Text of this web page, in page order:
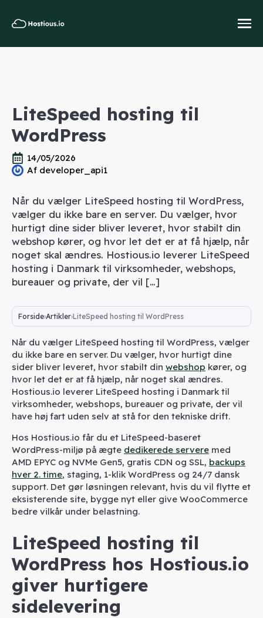
LiteSpeed hosting til
WordPress
14/05/2026
Af developer_api1
Når du vælger LiteSpeed hosting til WordPress,
vælger du ikke bare en server. Du vælger, hvor
hurtigt dine sider bliver leveret, hvor stabilt din
webshop kører, og hvor let det er at få hjælp, når
noget skal ændres. Hostious.io leverer LiteSpeed
hosting i Danmark til virksomheder, webshops,
bureauer og private, der vil […]
Forside Artikler LiteSpeed hosting til WordPress
Når du vælger LiteSpeed hosting til WordPress, vælger
du ikke bare en server. Du vælger, hvor hurtigt dine
sider bliver leveret, hvor stabilt din webshop kører, og
hvor let det er at få hjælp, når noget skal ændres.
Hostious.io leverer LiteSpeed hosting i Danmark til
virksomheder, webshops, bureauer og private, der vil
have høj fart uden selv at stå for den tekniske drift.
Hos Hostious.io får du et LiteSpeed-baseret
WordPress-miljø på ægte dedikerede servere med
AMD EPYC og NVMe Gen5, gratis CDN og SSL, backups
hver 2. time, staging, 1-klik WordPress og 24/7 dansk
support. Det gør løsningen relevant, hvis du vil flytte et
eksisterende site, bygge nyt eller give WooCommerce
bedre vilkår under belastning.
LiteSpeed hosting til
WordPress hos Hostious.io
giver hurtigere
sidelevering